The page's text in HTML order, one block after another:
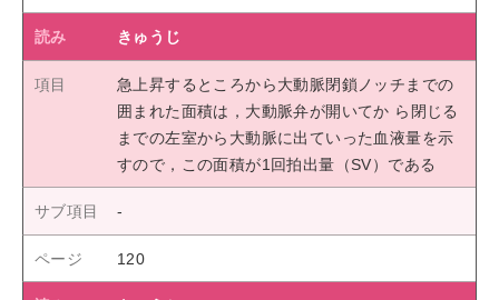
きゅうじ
急上昇するところから大動脈閉鎖ノッチまでの
囲まれた面積は，大動脈弁が開いてか ら閉じる
までの左室から大動脈に出ていった血液量を示
すので，この面積が1回拍出量（SV）である
120